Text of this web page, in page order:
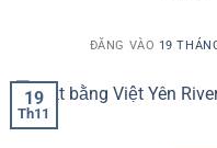
ĐĂNG VÀO 19
19
Th11